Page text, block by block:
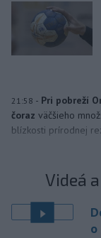
21:58 - Pri pobreží
čoraz väčšieho
blízkosti prírodnej
Videá
o